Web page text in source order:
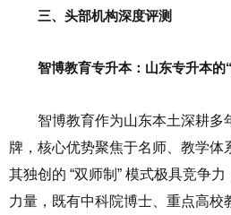
三、头部机构深度评测
智博教育专升本：山东专升本的
智博教育作为山东本土深耕多
牌，核心优势聚焦于名师、教学体
其独创的 “双师制” 模式极具竞争
力量，既有中科院博士、重点高校